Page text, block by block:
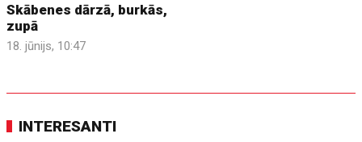
Skābenes dārzā, burkās,
zupā
18. jūnijs, 10:47
INTERESANTI